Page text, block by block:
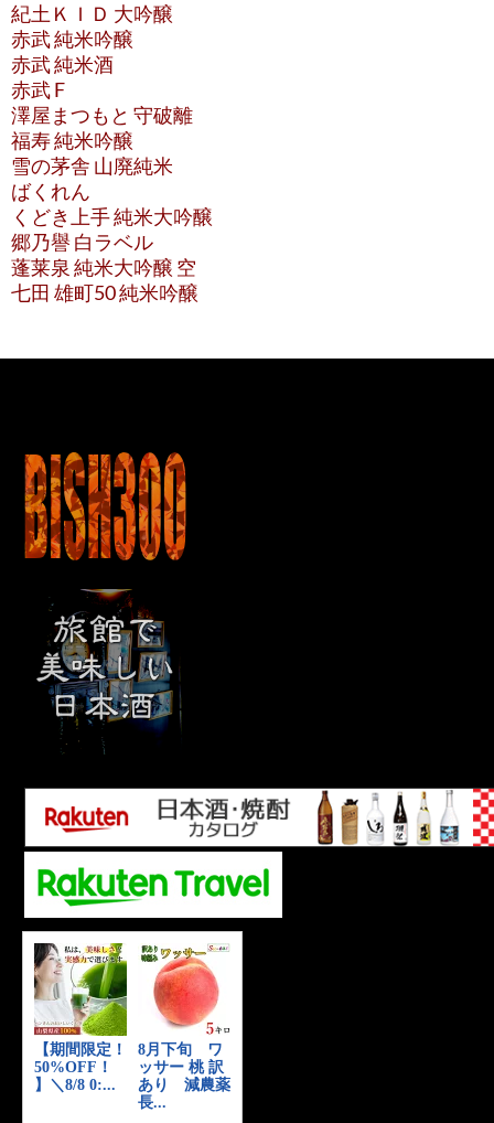
紀土ＫＩＤ 大吟醸
赤武 純米吟醸
赤武 純米酒
赤武 F
澤屋まつもと 守破離
福寿 純米吟醸
雪の茅舎 山廃純米
ばくれん
くどき上手 純米大吟醸
郷乃譽 白ラベル
蓬莱泉 純米大吟醸 空
七田 雄町50 純米吟醸